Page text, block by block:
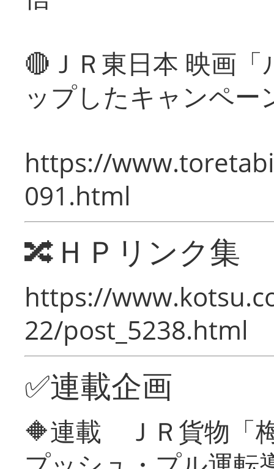
🔴ＪＲ東日本 映画
ップしたキャンペー
https://
091.html
🔀ＨＰリンク集
https://
22/post_5238.html
✅連載企画
🔶連載 ＪＲ貨物「